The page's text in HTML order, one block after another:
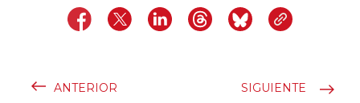
ANTERIOR SIGUIENTE